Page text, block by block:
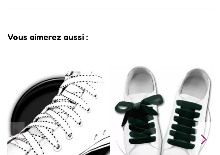
Vous aimerez aussi :